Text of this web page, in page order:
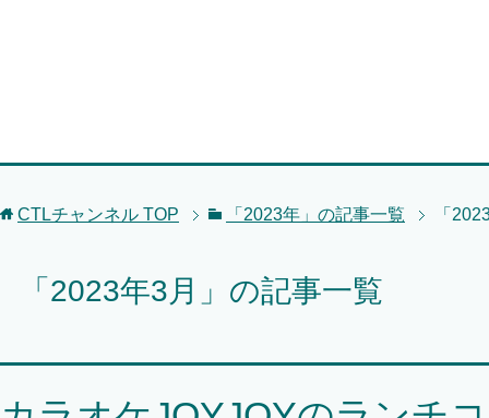
CTLチャンネル TOP 「2023年」の記事一覧 「
「2023年3月」の記事一覧